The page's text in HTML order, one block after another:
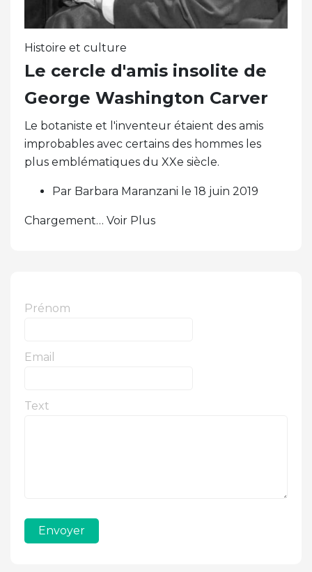
Histoire et culture
Le cercle d'amis insolite de
George Washington Carver
Le botaniste et l'inventeur étaient des amis
improbables avec certains des hommes les
plus emblématiques du XXe siècle.
Par Barbara Maranzani le 18 juin 2019
Chargement… Voir Plus
Prénom
Email
Text
Envoyer